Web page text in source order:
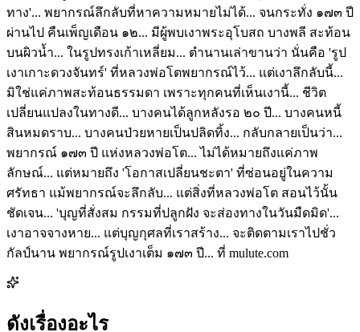
ทาง'... พยากรณ์ลึกลับที่หาความหมายไม่ได้... จนกระทั่ง ๑๗๓ ปี
ผ่านไป คืนเพ็ญเดือน ๑๒... มีผู้พบเงาพระอุโบสถ บางพลี สะท้อน
บนผิวน้ำ... ในรูปทรงเก้าเหลี่ยม... ตำนานเล่าขานว่า นั่นคือ 'รูป
เงาเกาะดวงจันทร์' ที่หลวงพ่อโตพยากรณ์ไว้... แต่เงาลึกลับนี้...
มิใช่แค่ภาพสะท้อนธรรมดา เพราะทุกคนที่เห็นเงานี้... ชีวิต
เปลี่ยนแปลงในทางดี... บางคนได้ลูกหลังรอ ๒๐ ปี... บางคนหนี้
สินหมดราบ... บางคนป่วยหายเป็นปลิดทิ้ง... กลับกลายเป็นว่า...
พยากรณ์ ๑๗๓ ปี แห่งหลวงพ่อโต... ไม่ได้หมายถึงแค่ภาพ
ลักษณ์... แต่หมายถึง 'โอกาสเปลี่ยนชะตา' ที่ซ่อนอยู่ในความ
ศรัทธา แม้พยากรณ์จะลึกลับ... แต่สิ่งที่หลวงพ่อโต สอนไว้นั้น
ชัดเจน... 'บุญที่สั่งสม กรรมที่ปลูกฝัง จะส่องทางในวันมืดมิด'...
เงาอาจจางหาย... แต่บุญกุศลที่เราสร้าง... จะติดตามเราไปชั่ว
กัลป์นาน พยากรณ์รูปเงาเต็ม ๑๗๓ ปี... ที่ mulute.com
ดังเรื่องอะไร